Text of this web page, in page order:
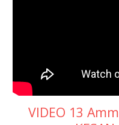
VIDEO 13